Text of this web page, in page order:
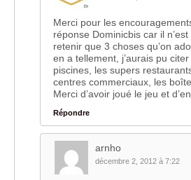
Merci pour les
réponse Dominicbis car il
retenir que 3 choses qu’on
en a tellement, j’aurais pu
piscines, les supers
centres commerciaux, les
Merci d’avoir joué le jeu et
Répondre
arnho
décembre 2, 2012 à 7:22